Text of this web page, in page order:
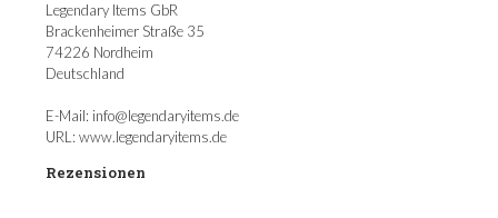
Legendary Items GbR
Brackenheimer Straße 35
74226 Nordheim
Deutschland
E-Mail: info@legendaryitems.de
URL: www.legendaryitems.de
Rezensionen